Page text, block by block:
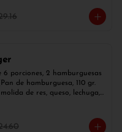
6 porciones, 2 hamburguesas
de hamburguesa, 110 gr.
de res, queso, lechuga,